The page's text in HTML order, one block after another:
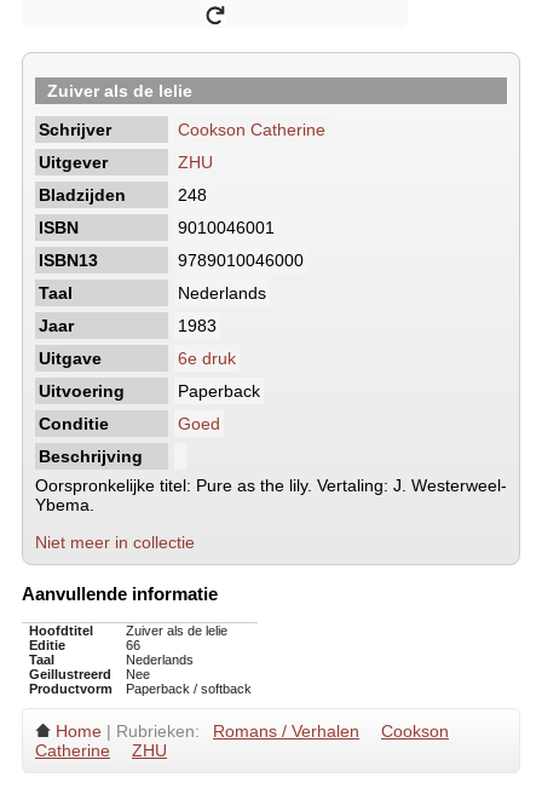
Zuiver als de lelie
Schrijver
Cookson Catherine
Uitgever
ZHU
Bladzijden
248
ISBN
9010046001
ISBN13
9789010046000
Taal
Nederlands
Jaar
1983
Uitgave
6e druk
Uitvoering
Paperback
Conditie
Goed
Beschrijving
Oorspronkelijke titel: Pure as the lily. Vertaling: J. Westerweel-
Ybema.
Niet meer in collectie
Aanvullende informatie
Hoofdtitel
Zuiver als de lelie
Editie
66
Taal
Nederlands
Geillustreerd
Nee
Productvorm
Paperback / softback
Home | Rubrieken: Romans / Verhalen
Cookson
Catherine
ZHU